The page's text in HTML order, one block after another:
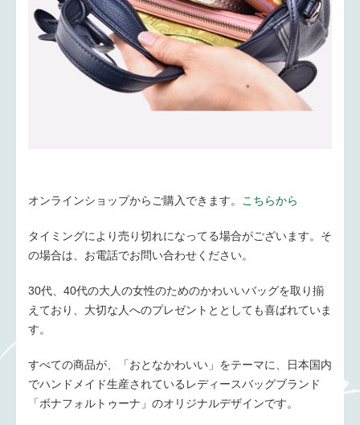
オンラインショップからご購入できます。 こちらから
タイミングにより売り切れになってる場合がございます。そ
の場合は、お電話でお問い合わせください。
30代、40代の大人の女性のためのかわいいバッグを取り揃
えており、大切な人へのプレゼントととしても喜ばれていま
す。
すべての商品が、「おとなかわいい」をテーマに、日本国内
でハンドメイド生産されているレディースバッグブランド
「ボナフォルトゥーナ」のオリジナルデザインです。